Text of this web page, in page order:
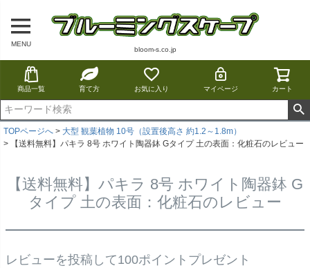
MENU
bloom-s.co.jp
商品一覧 育て方 お気に入り マイページ カート
TOPページへ
大型 観葉植物 10号（設置後高さ 約1.2～1.8m）
【送料無料】パキラ 8号 ホワイト陶器鉢 Gタイプ 土の表面：化粧石のレビュー
【送料無料】パキラ 8号 ホワイト陶器鉢 G
タイプ 土の表面：化粧石のレビュー
レビューを投稿して100ポイントプレゼント